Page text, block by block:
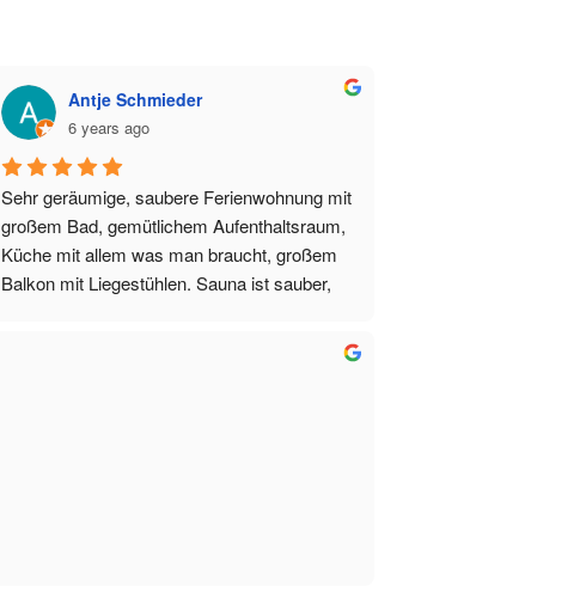
Antje Schmieder
6 years ago
Sehr geräumige, saubere Ferienwohnung mit
großem Bad, gemütlichem Aufenthaltsraum,
Küche mit allem was man braucht, großem
Balkon mit Liegestühlen. Sauna ist sauber,